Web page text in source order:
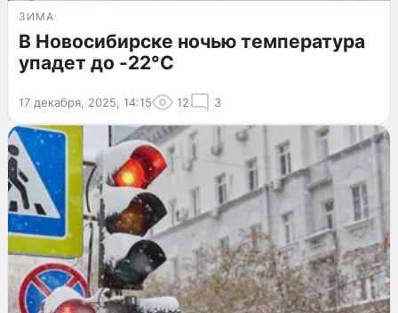
ЗИМА
В Новосибирске ночью температура
упадет до -22°C
17 декабря, 2025, 14:15 12 3